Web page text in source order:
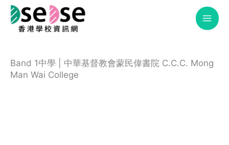
Skip
Band 1中學 | 中華基督教會蒙民偉書院 C.C.C. Mong
Man Wai College